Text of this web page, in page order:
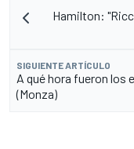
Hamilton:
SIGUIENTE ARTÍCULO
A qué hora fueron los
(Monza)